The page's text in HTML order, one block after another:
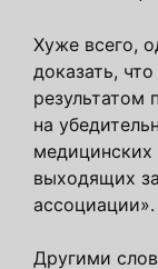
Хуже всего,
доказать,
результатом
на
медицинских
выходящих
ассоциации».
Другими